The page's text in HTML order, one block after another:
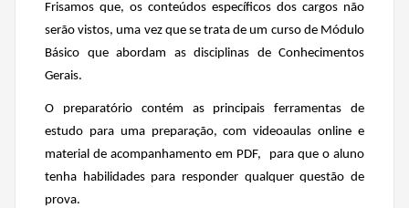
Frisamos que, os conteúdos específicos dos cargos não
serão vistos, uma vez que se trata de um curso de Módulo
Básico que abordam as disciplinas de Conhecimentos
Gerais.
O preparatório contém as principais ferramentas de
estudo para uma preparação, com videoaulas online e
material de acompanhamento em PDF, para que o aluno
tenha habilidades para responder qualquer questão de
prova.